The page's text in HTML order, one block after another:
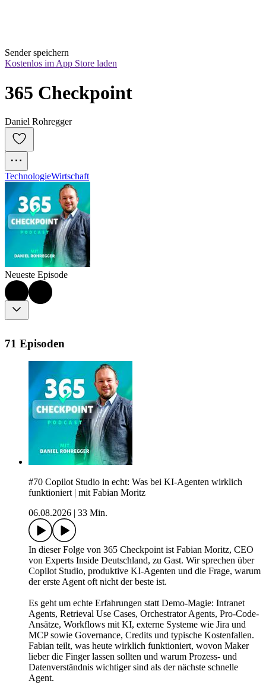
Sender speichern
Kostenlos im App Store laden
365 Checkpoint
Daniel Rohregger
TechnologieWirtschaft
Neueste Episode
71 Episoden
#70 Copilot Studio in echt: Was bei KI-Agenten wirklich
funktioniert | mit Fabian Moritz
06.08.2026
33 Min.
In dieser Folge von 365 Checkpoint ist Fabian Moritz, CEO
von Experts Inside Deutschland, zu Gast. Wir sprechen über
Copilot Studio, produktive KI-Agenten und die Frage, warum
der erste Agent oft nicht der beste ist.
Es geht um echte Erfahrungen statt Demo-Magie: Intranet
Agents, Retrieval Use Cases, Orchestrator Agents, Pro-Code-
Ansätze, Workflows mit KI, externe Systeme wie Jira und
MCP sowie Governance, Credits und typische Kostenfallen.
Fabian teilt, was heute wirklich funktioniert, wovon Maker
lieber die Finger lassen sollten und warum Prozess- und
Datenverständnis wichtiger sind als der nächste schnelle
Agent.